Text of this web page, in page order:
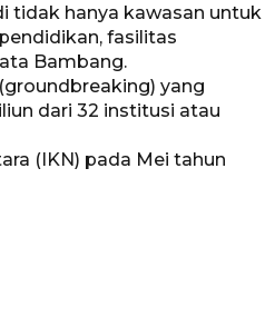
tidak hanya kawasan untuk
fasilitas
Bambang.
yang
dari 32 institusi atau
(IKN) pada Mei tahun